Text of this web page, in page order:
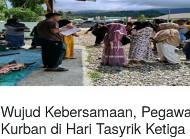
Wujud Kebersamaan,
Kurban di Hari Tasyrik Ketiga